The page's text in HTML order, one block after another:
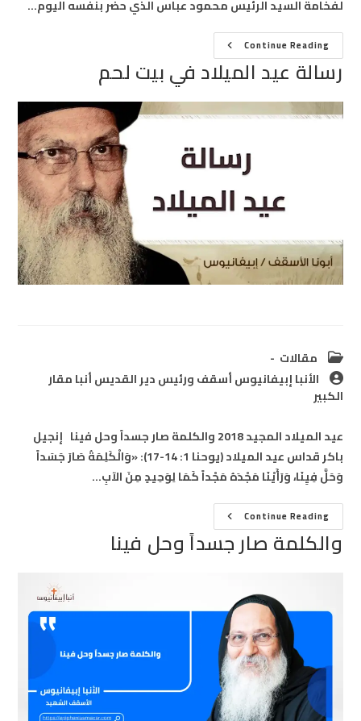
لفخامة السيد الرئيس محمود عباس الذي حضر بنفسه اليوم…
Continue Readingرسالة
عيد
الميلاد
في
لحم
رسالة عيد الميلاد في بيت لحم
Post
category:
مقالات
Post
author:
الأنبا إبيفانيوس أسقف ورئيس دير القديس أنبا مقار
الكبير
عيد الميلاد المجيد 2018 والكلمة صار جسداً وحل فينا إنجيل
باكر قداس عيد الميلاد (يوحنا 1: 14-17): «وَالْكَلِمَةُ صَارَ جَسَداً
وَحَلَّ فِيِنَا، وَرَأَيْنَا مَجْدَهُ مَجْداً كَمَا لِوَحِيدٍ مِنَ الآبِ…
Continue Readingوالكلمة
صار
جسداً
وحل
والكلمة صار جسداً وحل فينا